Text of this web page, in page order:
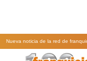
Nueva noticia de la red de
Conquista a tus